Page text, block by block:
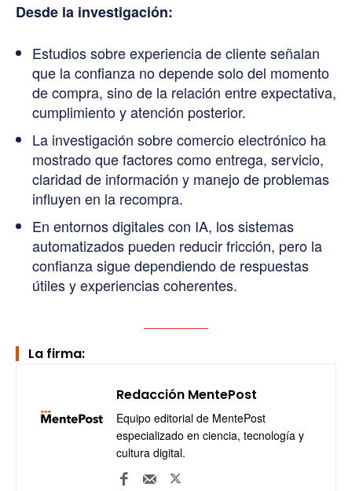
Desde la investigación:
Estudios sobre experiencia de cliente señalan
que la confianza no depende solo del momento
de compra, sino de la relación entre expectativa,
cumplimiento y atención posterior.
La investigación sobre comercio electrónico ha
mostrado que factores como entrega, servicio,
claridad de información y manejo de problemas
influyen en la recompra.
En entornos digitales con IA, los sistemas
automatizados pueden reducir fricción, pero la
confianza sigue dependiendo de respuestas
útiles y experiencias coherentes.
La firma:
Redacción MentePost
Equipo editorial de MentePost
especializado en ciencia, tecnología y
cultura digital.